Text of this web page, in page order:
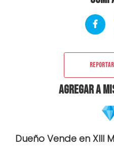
Agregar a
Dueño Vende en XIII